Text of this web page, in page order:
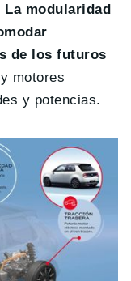
La modularidad
de los futuros
motores
y potencias.